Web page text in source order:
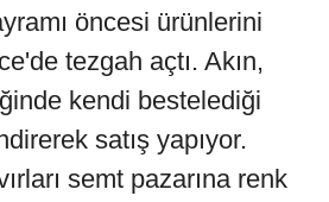
öncesi ürünlerini
tezgah açtı. Akın,
kendi bestelediği
satış yapıyor.
semt pazarına renk